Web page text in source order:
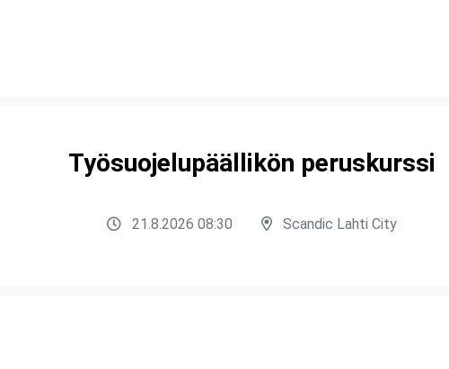
Työsuojelupäällikön peruskurssi
21.8.2026 08:30 Scandic Lahti City